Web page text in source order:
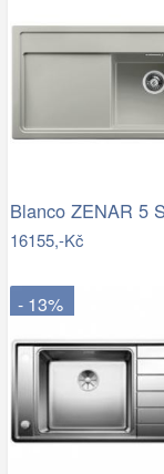
16155,-Kč
- 13%